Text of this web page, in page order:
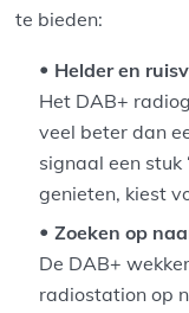
te bieden:
Helder en
Het DAB+
veel beter dan
signaal een stuk
genieten, kiest
Zoeken op
De DAB+
radiostation op